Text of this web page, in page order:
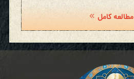
مطالعه کامل